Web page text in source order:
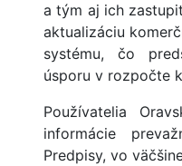
a tým aj ich
aktualizáciu
systému, čo
úsporu v rozpočte
Používatelia
informácie
Predpisy, vo